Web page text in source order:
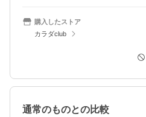
購入したストア
カラダclub
通常のものとの比較